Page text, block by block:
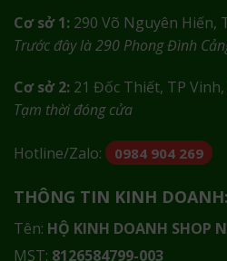
Cơ sở 1: 290 Võ Nguyên Hiến,
Trước đây là 290 Phong Đình
Cơ sở 2: 21 Đốc Thiết, TP
Tạm thời đóng cửa
Hotline/Zalo: 0984 904 269
THÔNG TIN KINH DOANH:
Tên: HỘ KINH DOANH SHOP
MST: 8126584799-003